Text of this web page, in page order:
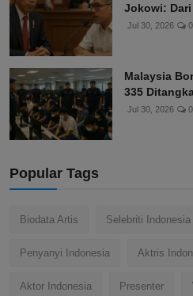
Jokowi: Dari
Jul 30, 2026 0
Malaysia
335
Jul 30, 2026 0
Popular Tags
Biodata Artis Selebriti Indonesia
Penyanyi Indonesia Aktris
Aktor Indonesia Presenter